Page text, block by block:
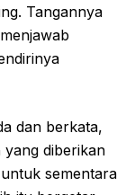
Tangannya
dan berkata,
yang diberikan
sementara